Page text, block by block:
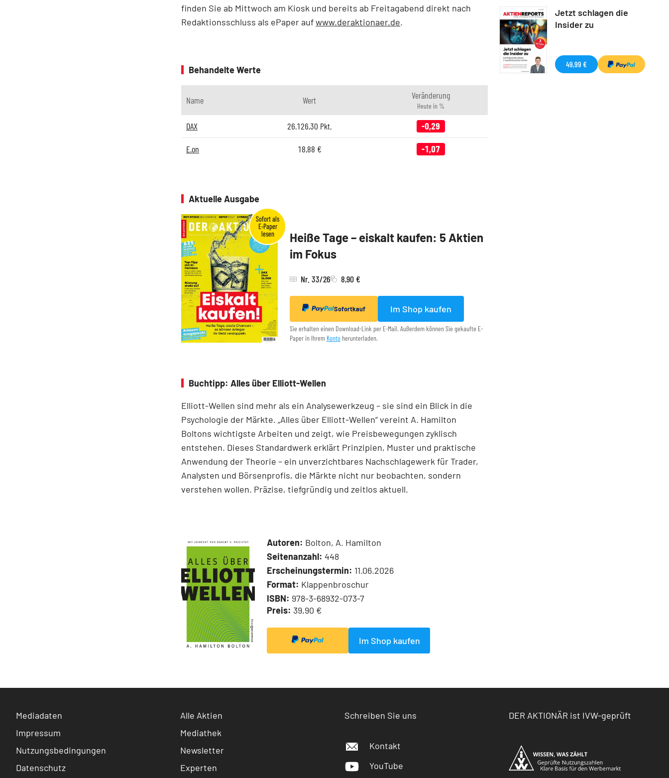
finden Sie ab Mittwoch am Kiosk und bereits ab Freitagabend direkt nach
Redaktionsschluss als ePaper aufwww.deraktionaer.de.
Behandelte Werte
Name Wert Veränderung
Heute in %
DAX 26.126,30 Pkt. -0,29
E.on 18,88 € -1,07
Aktuelle Ausgabe
Heiße Tage – eiskalt kaufen: 5 Aktien
im Fokus
Nr. 33/26 8,90 €
Sofortkauf Im Shop kaufen
Sie erhalten einen Download-Link per E-Mail. Außerdem können Sie gekaufte E-
Paper in Ihrem Konto herunterladen.
Buchtipp: Alles über Elliott-Wellen
Elliott-Wellen sind mehr als ein Analysewerkzeug – sie sind ein Blick in die
Psychologie der Märkte. „Alles über Elliott-Wellen“ vereint A. Hamilton
Boltons wichtigste Arbeiten und zeigt, wie Preisbewegungen zyklisch
entstehen. Dieses Standardwerk erklärt Prinzipien, Muster und praktische
Anwendung der Theorie – ein unverzichtbares Nachschlagewerk für Trader,
Analysten und Börsenprofis, die Märkte nicht nur beobachten, sondern
verstehen wollen. Präzise, tiefgründig und zeitlos aktuell.
Autoren: Bolton, A. Hamilton
Seitenanzahl: 448
Erscheinungstermin: 11.06.2026
Format: Klappenbroschur
ISBN: 978-3-68932-073-7
Preis: 39,90 €
Im Shop kaufen
Jetzt schlagen die
Insider zu
49,99 €
Mediadaten
Impressum
Nutzungsbedingungen
Datenschutz
Alle Aktien
Mediathek
Newsletter
Experten
Schreiben Sie uns
Kontakt
YouTube
DER AKTIONÄR ist IVW-geprüft